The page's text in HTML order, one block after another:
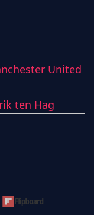
United
ten Hag